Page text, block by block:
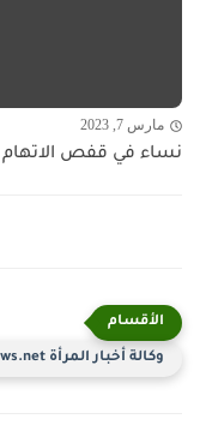
مارس 7, 2023
نساء في قفص الاتهام
وكالة أخبار المرأة www.wonews.net info@wonews.net